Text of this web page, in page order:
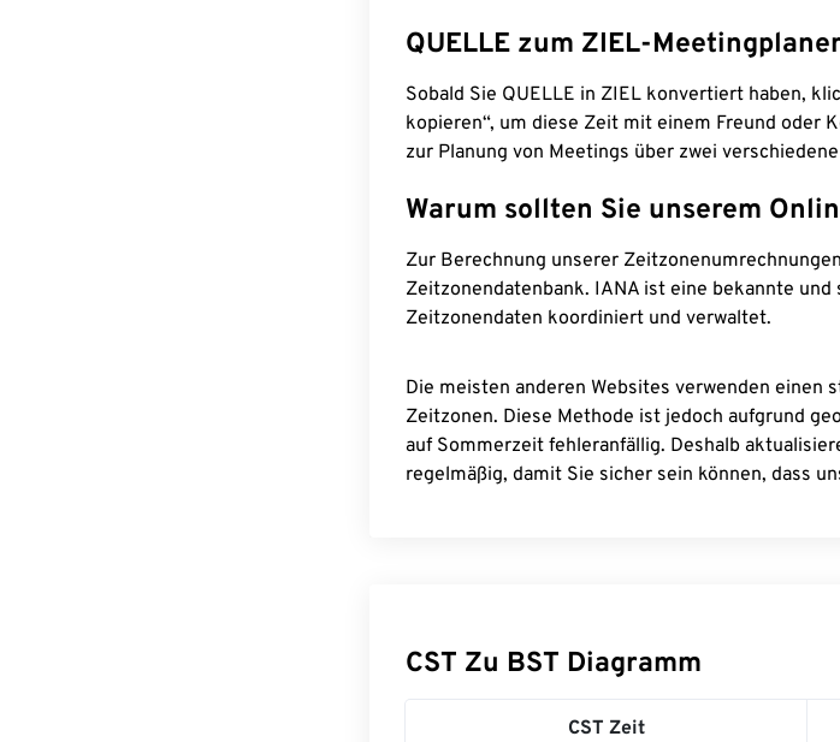
QUELLE zum ZIEL-
Sobald Sie QUELLE in ZIEL konvertiert haben,
kopieren“, um diese Zeit mit einem Freund oder
zur Planung von Meetings über zwei
Warum sollten Sie unserem
Zur Berechnung unserer
Zeitzonendatenbank. IANA ist eine bekannte
Zeitzonendaten koordiniert und verwaltet.
Die meisten anderen Websites verwenden einen
Zeitzonen. Diese Methode ist jedoch aufgrund
auf Sommerzeit fehleranfällig. Deshalb
regelmäßig, damit Sie sicher sein können, dass
CST Zu BST Diagramm
CST Zeit